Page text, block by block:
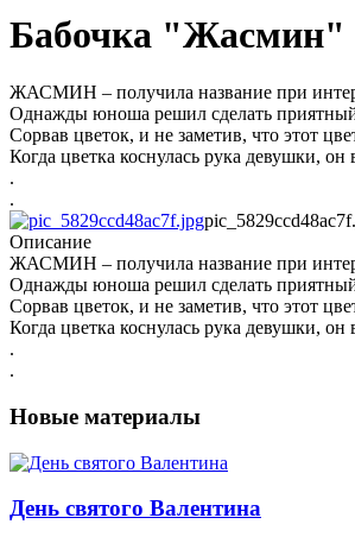
Бабочка "Жасмин"
ЖАСМИН – получила название при
Однажды юноша решил сделать
Сорвав цветок, и не заметив, что этот
Когда цветка коснулась рука девушки, он
.
.
Описание
ЖАСМИН – получила название при
Однажды юноша решил сделать
Сорвав цветок, и не заметив, что этот
Когда цветка коснулась рука девушки, он
.
.
Новые материалы
День святого Валентина